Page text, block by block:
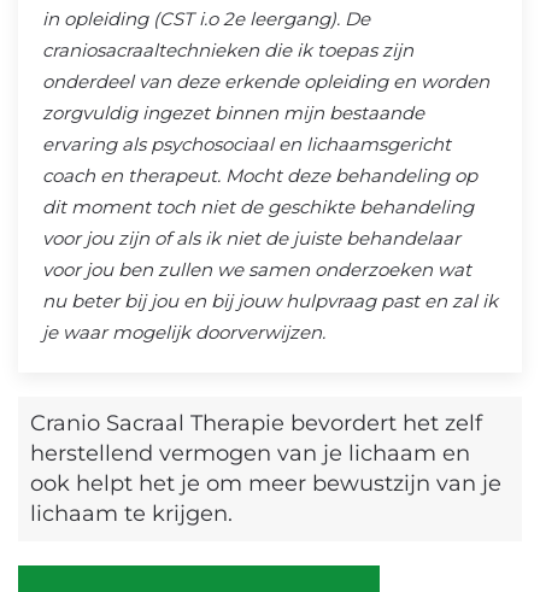
in opleiding (CST i.o 2e leergang). De
craniosacraaltechnieken die ik toepas zijn
onderdeel van deze erkende opleiding en worden
zorgvuldig ingezet binnen mijn bestaande
ervaring als psychosociaal en lichaamsgericht
coach en therapeut. Mocht deze behandeling op
dit moment toch niet de geschikte behandeling
voor jou zijn of als ik niet de juiste behandelaar
voor jou ben zullen we samen onderzoeken wat
nu beter bij jou en bij jouw hulpvraag past en zal ik
je waar mogelijk doorverwijzen.
Cranio Sacraal Therapie bevordert het zelf
herstellend vermogen van je lichaam en
ook helpt het je om meer bewustzijn van je
lichaam te krijgen.